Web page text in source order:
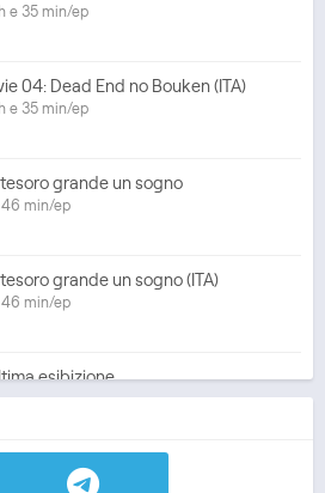
e 35 min/ep
04: Dead End no Bouken (ITA)
e 35 min/ep
grande un sogno
min/ep
grande un sogno (ITA)
min/ep
esibizione
min/ep
esibizione (ITA)